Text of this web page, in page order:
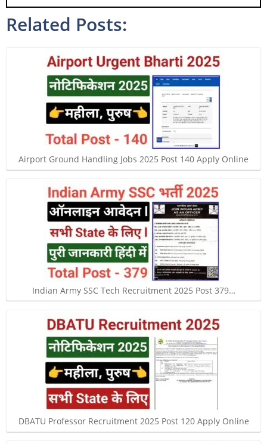
Related Posts:
Airport Ground Handling Jobs 2025 Post 140 Apply Online
Indian Army SSC Tech Recruitment 2025 Post 379…
DBATU Professor Recruitment 2025 Post 120 Apply Online